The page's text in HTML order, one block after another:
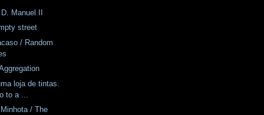
Manuel II
street
/ Random
loja de tintas.
to a ...
/ The